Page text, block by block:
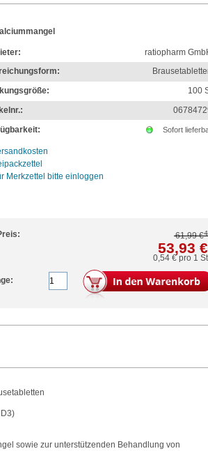
ratiopharm
100
Sofort
Merkzettel bitte einloggen
61,99 €
53,93 €
0,54 €pro 1
sowie zur unterstützenden Behandlung von